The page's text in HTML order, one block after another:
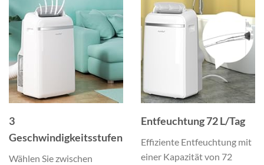
3
Geschwindigkeitsstufen
Wählen Sie zwischen
Entfeuchtung 72 L/Tag
Effiziente Entfeuchtung mit
einer Kapazität von 72